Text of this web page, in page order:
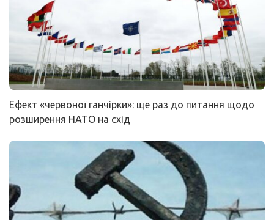
Ефект «червоної ганчірки»: ще раз до питання щодо
розширення НАТО на схід